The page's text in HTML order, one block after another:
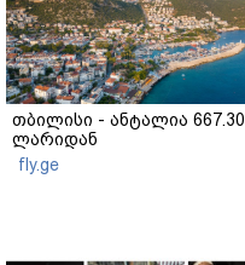
თბილისი - ანტალია 667.30
ლარიდან
fly.ge